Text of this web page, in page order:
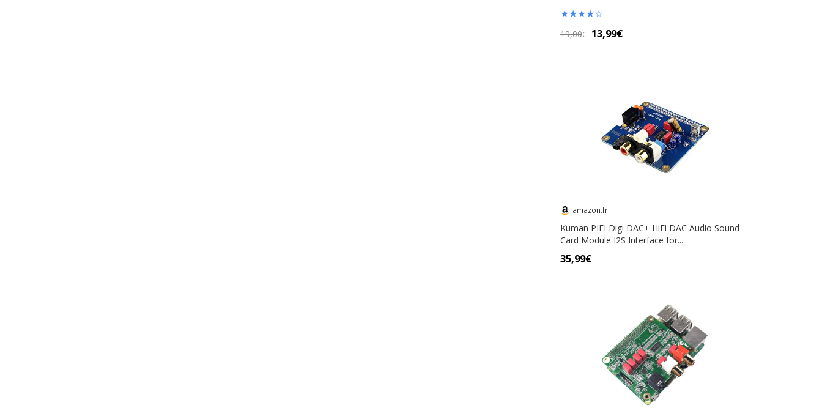
★★★★☆
19,00€ 13,99€
amazon.fr
Kuman PIFI Digi DAC+ HiFi DAC Audio Sound
Card Module I2S Interface for...
35,99€